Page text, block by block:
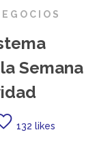
Semana
132 likes